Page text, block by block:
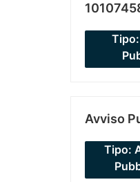
Avviso
Tipo: